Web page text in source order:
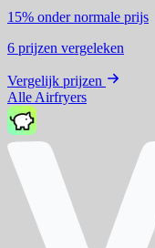
15% onder normale prijs
6 prijzen vergeleken
Vergelijk prijzen
Alle Airfryers